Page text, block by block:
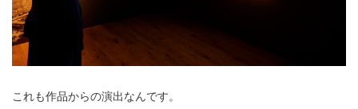
これも作品からの演出なんです。